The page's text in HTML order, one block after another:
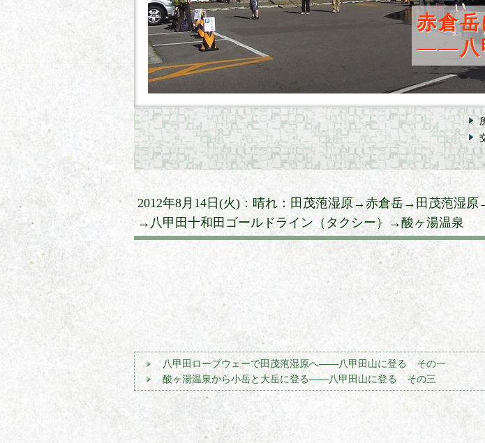
赤倉
――八
2012年8月14日(火)：晴れ：田茂萢湿原→赤倉岳→田茂萢湿
→八甲田十和田ゴールドライン（タクシー）→酸ヶ湯温泉
八甲田ロープウェーで田茂萢湿原へ――八甲田山に登る その一
酸ヶ湯温泉から小岳と大岳に登る――八甲田山に登る その三